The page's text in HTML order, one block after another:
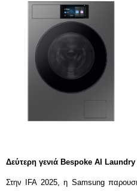
Δεύτερη γενιά Bespoke AI
Στην IFA 2025, η Samsung